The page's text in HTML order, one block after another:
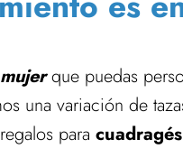
que puedas
una variación de
para